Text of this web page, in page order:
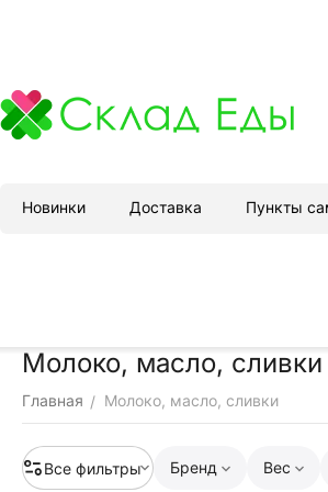
Новинки Доставка Пункты
Молоко, масло, сливки
Главная / Молоко, масло, сливки
Все фильтры Бренд Вес